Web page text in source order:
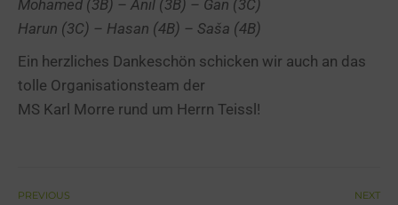
Mohamed (3B) – Anil (3B) – Gan (3C)
Harun (3C) – Hasan (4B) – Saša (4B)
Ein herzliches Dankeschön schicken wir auch an das
tolle Organisationsteam der
MS Karl Morre rund um Herrn Teissl!
PREVIOUS NEXT